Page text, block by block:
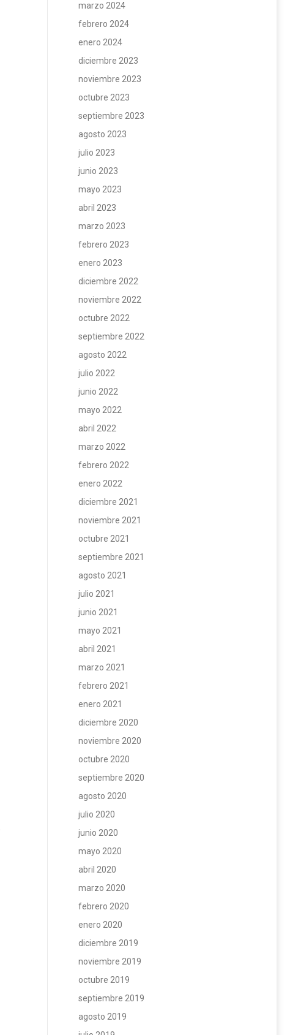
marzo 2024
febrero 2024
enero 2024
diciembre 2023
noviembre 2023
octubre 2023
septiembre 2023
agosto 2023
julio 2023
junio 2023
mayo 2023
abril 2023
marzo 2023
febrero 2023
enero 2023
diciembre 2022
noviembre 2022
octubre 2022
septiembre 2022
agosto 2022
julio 2022
junio 2022
mayo 2022
abril 2022
marzo 2022
febrero 2022
enero 2022
diciembre 2021
noviembre 2021
octubre 2021
septiembre 2021
agosto 2021
julio 2021
junio 2021
mayo 2021
abril 2021
marzo 2021
febrero 2021
enero 2021
diciembre 2020
noviembre 2020
octubre 2020
septiembre 2020
agosto 2020
julio 2020
junio 2020
mayo 2020
abril 2020
marzo 2020
febrero 2020
enero 2020
diciembre 2019
noviembre 2019
octubre 2019
septiembre 2019
agosto 2019